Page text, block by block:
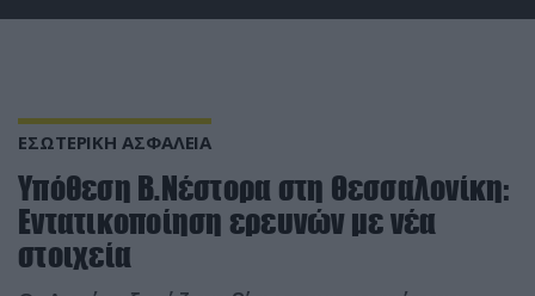
ΕΣΩΤΕΡΙΚΗ ΑΣΦΑΛΕΙΑ
Υπόθεση Β.Νέστορα στη Θεσσαλονίκη:
Εντατικοποίηση ερευνών με νέα
στοιχεία